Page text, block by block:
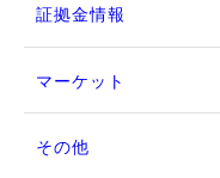
証拠金情報
マーケット
その他